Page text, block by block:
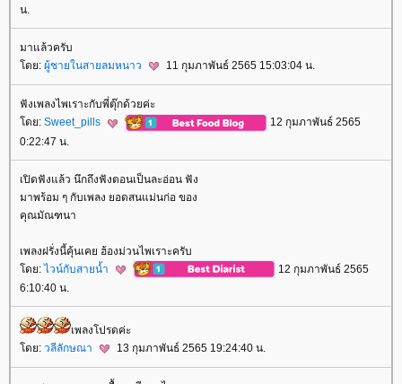
น.
มาแล้วครับ
ดย: ผู้ชายในสายลมหนาว 11 กุมภาพันธ์ 2565 15:03:04 น.
ฟังเพลงไพเราะกับพี่ตุ๊กด้วยค่ะ
ดย: Sweet_pills
12 กุมภาพันธ์ 2565
0:22:47 น.
เปิดฟังแล้ว นึกถึงฟังตอนเป็นละอ่อน ฟัง
มาพร้อม ๆ กับเพลง ยอดสนแม่นก่อ ของ
คุณมัณฑนา
เพลงฝรั่งนี้คุ้นเคย ฮ้องม่วนไพเราะครับ
ดย:ไวน์กับสายน้ำ
12 กุมภาพันธ์ 2565
6:10:40 น.
เพลงโปรดค่ะ
ดย: วลีลักษณา 13 กุมภาพันธ์ 2565 19:24:40 น.